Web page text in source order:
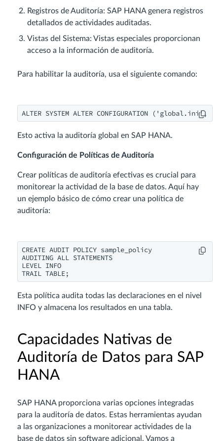
Registros de Auditoría: SAP HANA genera registros
detallados de actividades auditadas.
Vistas del Sistema: Vistas especiales proporcionan
acceso a la información de auditoría.
Para habilitar la auditoría, usa el siguiente comando:
ALTER SYSTEM ALTER CONFIGURATION
Esto activa la auditoría global en SAP HANA.
Configuración de Políticas de Auditoría
Crear políticas de auditoría efectivas es crucial para
monitorear la actividad de la base de datos. Aquí hay
un ejemplo básico de cómo crear una política de
auditoría:
CREATE AUDIT POLICY sample_policy
AUDITING ALL STATEMENTS
LEVEL INFO
TRAIL TABLE;
Esta política audita todas las declaraciones en el nivel
INFO y almacena los resultados en una tabla.
Capacidades Nativas de
Auditoría de Datos para SAP
HANA
SAP HANA proporciona varias opciones integradas
para la auditoría de datos. Estas herramientas ayudan
a las organizaciones a monitorear actividades de la
base de datos sin software adicional. Vamos a